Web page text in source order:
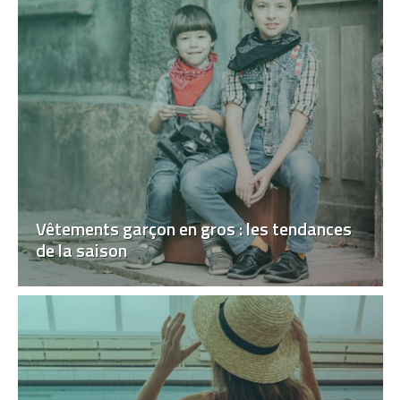
Vêtements garçon en gros : les tendances
de la saison